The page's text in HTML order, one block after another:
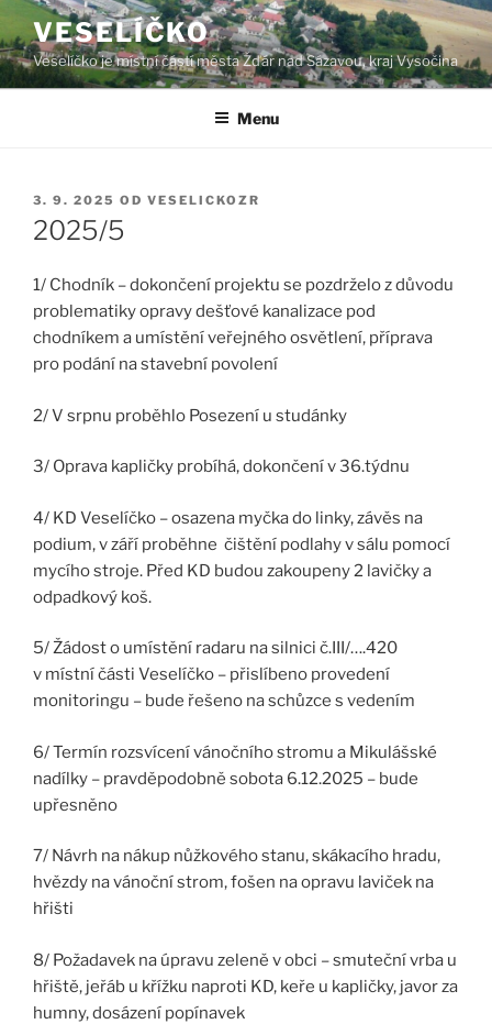
Přejít
k
obsahu
webu
VESELÍČKO
Veselíčko je místní částí města Žďár nad Sázavou, kraj Vysočina
Menu
PUBLIKOVÁNO
3. 9. 2025 OD VESELICKOZR
2025/5
1/ Chodník – dokončení projektu se pozdrželo z důvodu
problematiky opravy dešťové kanalizace pod
chodníkem a umístění veřejného osvětlení, příprava
pro podání na stavební povolení
2/ V srpnu proběhlo Posezení u studánky
3/ Oprava kapličky probíhá, dokončení v 36.týdnu
4/ KD Veselíčko – osazena myčka do linky, závěs na
podium, v září proběhne čištění podlahy v sálu pomocí
mycího stroje. Před KD budou zakoupeny 2 lavičky a
odpadkový koš.
5/ Žádost o umístění radaru na silnici č.III/….420
v místní části Veselíčko – přislíbeno provedení
monitoringu – bude řešeno na schůzce s vedením
6/ Termín rozsvícení vánočního stromu a Mikulášské
nadílky – pravděpodobně sobota 6.12.2025 – bude
upřesněno
7/ Návrh na nákup nůžkového stanu, skákacího hradu,
hvězdy na vánoční strom, fošen na opravu laviček na
hřišti
8/ Požadavek na úpravu zeleně v obci – smuteční vrba u
hřiště, jeřáb u křížku naproti KD, keře u kapličky, javor za
humny, dosázení popínavek